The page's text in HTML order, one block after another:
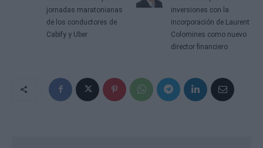
jornadas maratonianas
de los conductores de
Cabify y Uber
inversiones con la
incorporación de Laurent
Colomines como nuevo
director financiero